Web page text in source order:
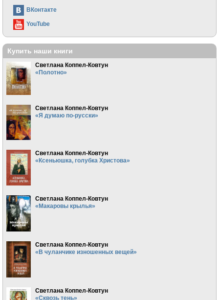
ВКонтакте
YouTube
Купить наши книги
Светлана Коппел-Ковтун
«Полотно»
Светлана Коппел-Ковтун
«Я думаю по-русски»
Светлана Коппел-Ковтун
«Ксеньюшка, голубка Христова»
Светлана Коппел-Ковтун
«Макаровы крылья»
Светлана Коппел-Ковтун
«В чуланчике изношенных вещей»
Светлана Коппел-Ковтун
«Сквозь тень»